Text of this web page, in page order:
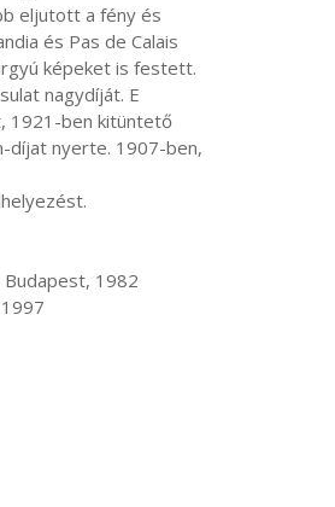
eljutott a fény és
és Pas de Calais
képeket is festett.
1921-ben kitüntető
díjat nyerte. 1907-ben,
1997